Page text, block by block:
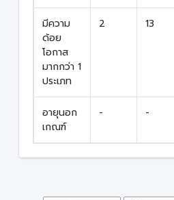
มีความ
ด้อย
โอกาส
มากกว่า 1
ประเภท
2 13
อายุนอก
เกณฑ์
- -